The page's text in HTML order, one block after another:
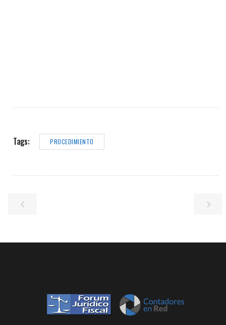
Tags: PROCEDIMIENTO